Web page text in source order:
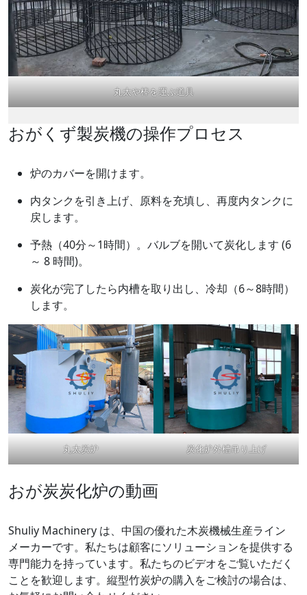
丸太や棒を運ぶ道具
おがくず製炭機の操作プロセス
炉のカバーを開けます。
内タンクを引き上げ、原料を充填し、再度内タンクに
戻します。
予熱（40分～1時間）。バルブを開いて炭化します (6
～ 8 時間)。
炭化が完了したら内槽を取り出し、冷却（6～8時間）
します。
丸太炭炉 炭化炉外槽吊り上げ
おが炭炭化炉の動画
Shuliy Machinery は、中国の優れた木炭機械生産ライン
メーカーです。私たちは顧客にソリューションを提供する
専門能力を持っています。私たちのビデオをご覧いただく
ことを歓迎します。縦型竹炭炉の購入をご検討の場合は、